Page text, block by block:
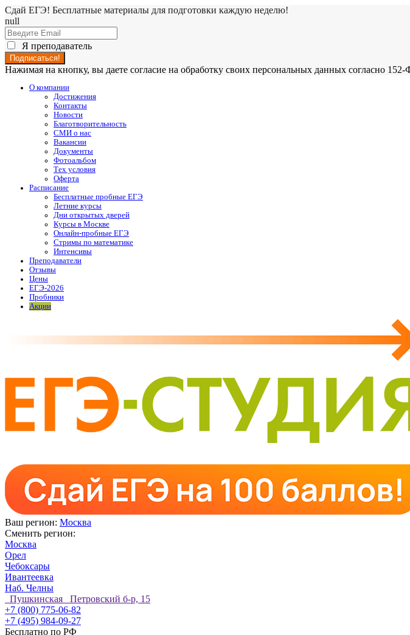
Сдай ЕГЭ! Бесплатные материалы для подготовки каждую неделю!
null
Я преподаватель
Нажимая на кнопку, вы даете согласие на обработку своих персональных данных согласно 152-
О компании
Достижения
Контакты
Новости
Благотворительность
СМИ о нас
Вакансии
Документы
Фотоальбом
Тех условия
Оферта
Расписание
Бесплатные пробные ЕГЭ
Летние курсы
Дни открытых дверей
Курсы в Москве
Онлайн-пробные ЕГЭ
Стримы по математике
Интенсивы
Преподаватели
Отзывы
Цены
ЕГЭ-2026
Пробники
Акции
Ваш регион: Москва
Сменить регион:
Москва
Орел
Чебоксары
Ивантеевка
Наб. Челны
Пушкинская Петровский б-р, 15
+7 (800) 775-06-82
+7 (495) 984-09-27
Бесплатно по РФ